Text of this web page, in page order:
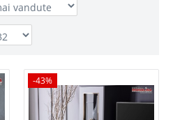
-43%